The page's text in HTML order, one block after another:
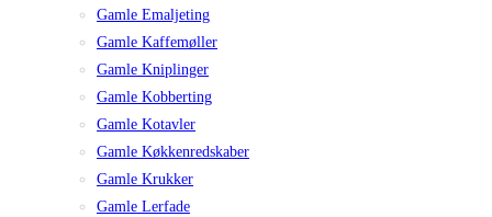
Gamle Emaljeting
Gamle Kaffemøller
Gamle Kniplinger
Gamle Kobberting
Gamle Kotavler
Gamle Køkkenredskaber
Gamle Krukker
Gamle Lerfade